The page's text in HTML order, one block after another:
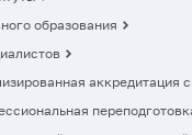
образования
аккредитация